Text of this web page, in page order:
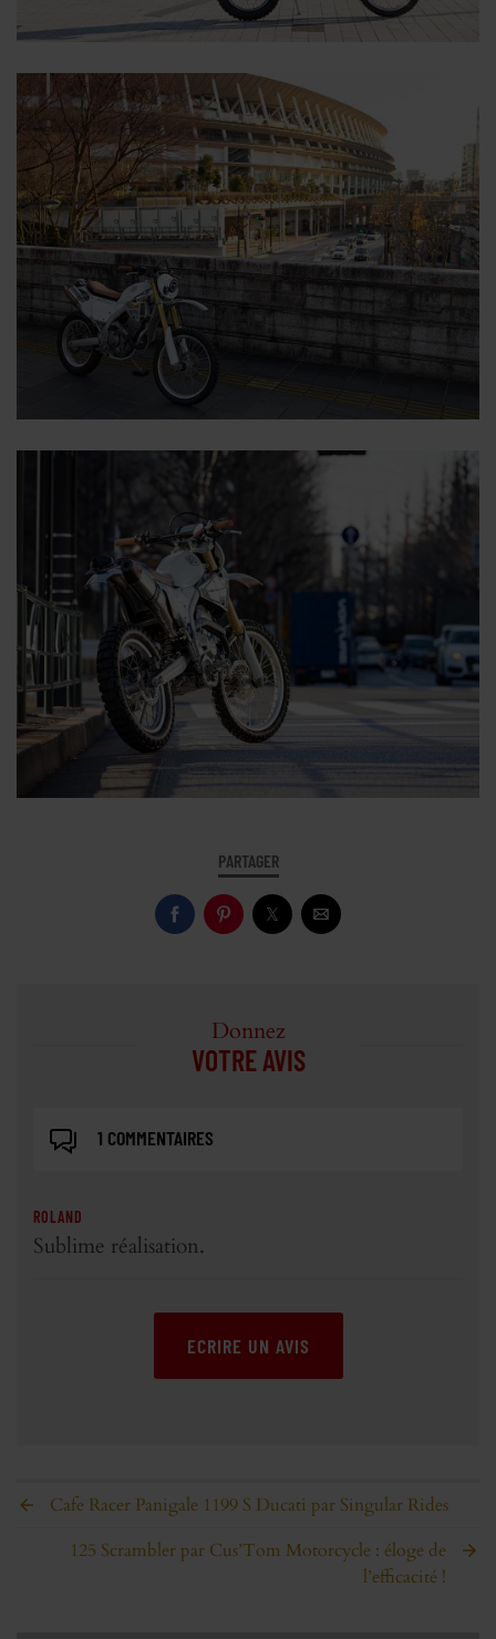
PARTAGER
Donnez
VOTRE AVIS
1 COMMENTAIRES
ROLAND
Sublime réalisation.
ECRIRE UN AVIS
Cafe Racer Panigale 1199 S Ducati par Singular Rides
125 Scrambler par Cus’Tom Motorcycle : éloge de
l’efficacité !